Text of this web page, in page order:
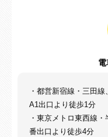
・都営新宿線・三田
A1出口より徒歩1分
・東京メトロ東西線
番出口より徒歩4分